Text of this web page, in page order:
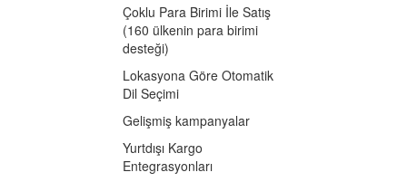
Çoklu Para Birimi İle Satış
(160 ülkenin para birimi
desteği)
Lokasyona Göre Otomatik
Dil Seçimi
Gelişmiş kampanyalar
Yurtdışı Kargo
Entegrasyonları